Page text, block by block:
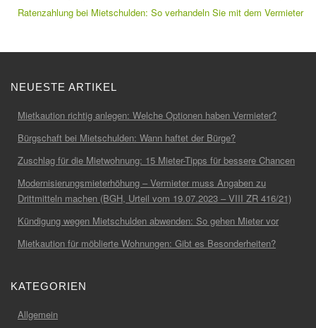
Ratenzahlung bei Mietschulden: So verhandeln Sie mit dem Vermieter
NEUESTE ARTIKEL
Mietkaution richtig anlegen: Welche Optionen haben Vermieter?
Bürgschaft bei Mietschulden: Wann haftet der Bürge?
Zuschlag für die Mietwohnung: 15 Mieter-Tipps für bessere Chancen
Modernisierungsmieterhöhung – Vermieter muss Angaben zu
Drittmitteln machen (BGH, Urteil vom 19.07.2023 – VIII ZR 416/21)
Kündigung wegen Mietschulden abwenden: So gehen Mieter vor
Mietkaution für möblierte Wohnungen: Gibt es Besonderheiten?
KATEGORIEN
Allgemein